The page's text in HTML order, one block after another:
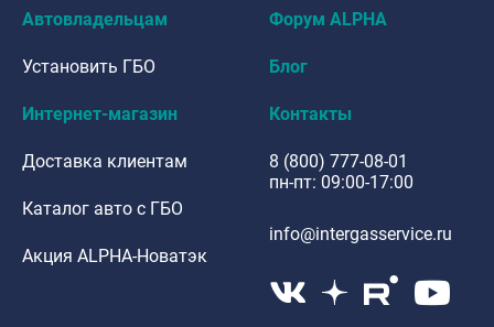
Автовладельцам
Установить ГБО
Интернет-магазин
Доставка клиентам
Каталог авто с ГБО
Акция ALPHA-Новатэк
Форум ALPHA
Блог
Контакты
8 (800) 777-08-01
пн-пт: 09:00-17:00
info@intergasservice.ru